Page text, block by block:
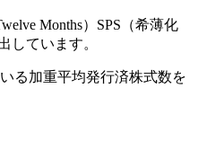
Months）SPS（希薄化
しています。
る加重平均発行済株式数を